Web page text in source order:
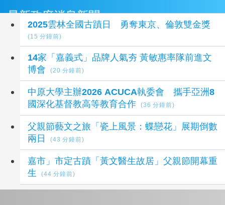
最新政府消息新聞
2025雲林全國古蹟日 勇奪東京、倫敦雙金獎
(15 分鐘前)
14家「嘉義式」品牌人氣夯 黃敏惠率隊前進文
博會
(20 分鐘前)
中原大學主辦2026 ACUCA執委會 攜手亞洲8
國深化基督教高等教育合作
(36 分鐘前)
父親節藝文之旅「瓷上風景：蝶戀花」展期倒數
兩日
(43 分鐘前)
嘉市」市定古蹟「黃文醫生故居」父親節開幕重
生
(44 分鐘前)